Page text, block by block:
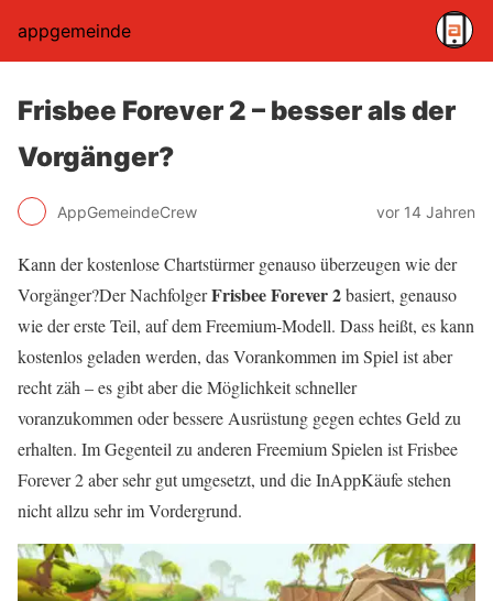
appgemeinde
Frisbee Forever 2 – besser als der
Vorgänger?
AppGemeindeCrew vor 14 Jahren
Kann der kostenlose Chartstürmer genauso überzeugen wie der
Vorgänger?Der NachfolgerFrisbee Forever 2basiert, genauso
wie der erste Teil, auf dem Freemium-Modell. Dass heißt, es kann
kostenlos geladen werden, das Vorankommen im Spiel ist aber
recht zäh – es gibt aber die Möglichkeit schneller
voranzukommen oder bessere Ausrüstung gegen echtes Geld zu
erhalten. Im Gegenteil zu anderen Freemium Spielen ist Frisbee
Forever 2 aber sehr gut umgesetzt, und die InAppKäufe stehen
nicht allzu sehr im Vordergrund.